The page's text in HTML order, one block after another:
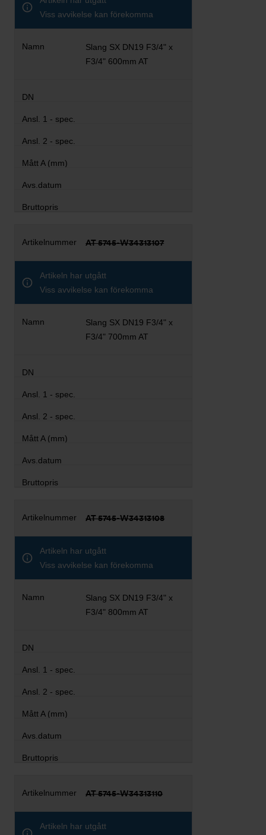
Viss avvikelse kan förekomma
Slang SX DN19 F3/4" x
F3/4" 600mm AT
AT 5745-W34313107
Artikeln har utgått
Viss avvikelse kan förekomma
Slang SX DN19 F3/4" x
F3/4" 700mm AT
AT 5745-W34313108
Artikeln har utgått
Viss avvikelse kan förekomma
Slang SX DN19 F3/4" x
F3/4" 800mm AT
AT 5745-W34313110
Artikeln har utgått